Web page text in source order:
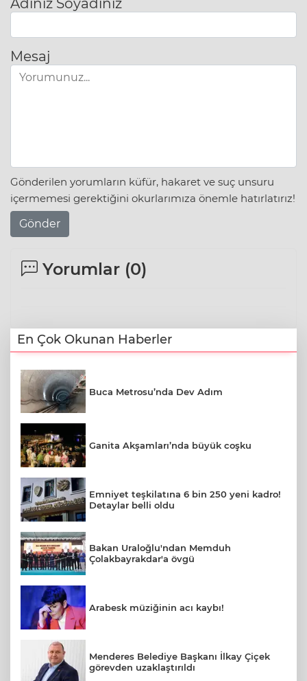
Mesaj
Gönderilen yorumların küfür, hakaret ve suç unsuru
içermemesi gerektiğini okurlarımıza önemle hatırlatırız!
Gönder
Yorumlar (0)
En Çok Okunan Haberler
Buca Metrosu’nda Dev Adım
Ganita Akşamları’nda büyük coşku
Emniyet teşkilatına 6 bin 250 yeni kadro!
Detaylar belli oldu
Bakan Uraloğlu'ndan Memduh
Çolakbayrakdar'a övgü
Arabesk müziğinin acı kaybı!
Menderes Belediye Başkanı İlkay Çiçek
görevden uzaklaştırıldı